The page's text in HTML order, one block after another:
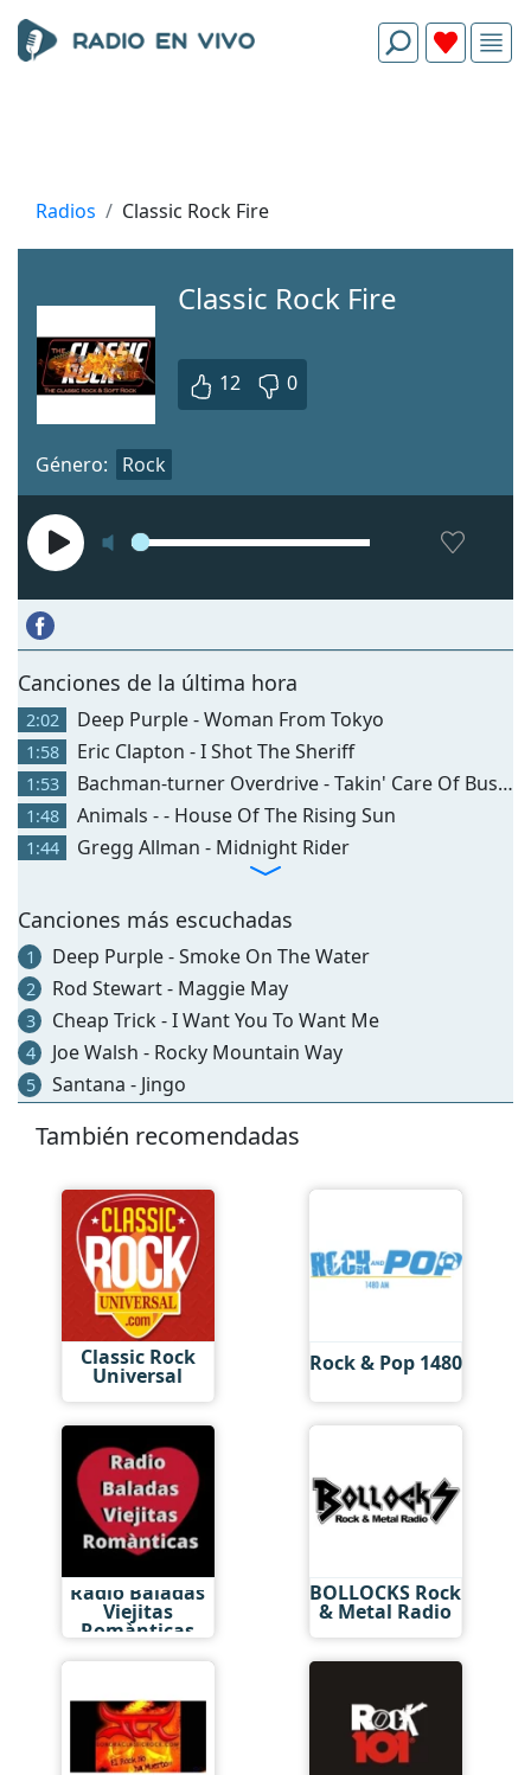
Radios Classic Rock Fire
Classic Rock Fire
12 0
Género: Rock
Сanciones de la última hora
2:02 Deep Purple - Woman From Tokyo
1:58 Eric Clapton - I Shot The Sheriff
1:53 Bachman-turner Overdrive - Takin' Care Of Business
1:48 Animals - - House Of The Rising Sun
1:44 Gregg Allman - Midnight Rider
Canciones más escuchadas
1 Deep Purple - Smoke On The Water
2 Rod Stewart - Maggie May
3 Cheap Trick - I Want You To Want Me
4 Joe Walsh - Rocky Mountain Way
5 Santana - Jingo
También recomendadas
Classic Rock
Universal Rock & Pop 1480
Radio Baladas
Viejitas
Romànticas
BOLLOCKS Rock
& Metal Radio